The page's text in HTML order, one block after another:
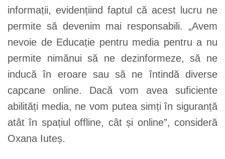
informații, evidențiind faptul că acest lucru ne
permite să devenim mai responsabili. „Avem
nevoie de Educație pentru media pentru a nu
permite nimănui să ne dezinformeze, să ne
inducă în eroare sau să ne întindă diverse
capcane online. Dacă vom avea suficiente
abilități media, ne vom putea simți în siguranță
atât în spațiul offline, cât și online”, consideră
Oxana Iuteș.